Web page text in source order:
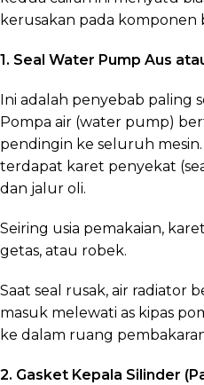
kerusakan pada komponen
1. Seal Water Pump Aus
Ini adalah penyebab paling
Pompa air (water pump)
pendingin ke seluruh
terdapat karet penyekat
dan jalur oli.
Seiring usia pemakaian,
getas, atau robek.
Saat seal rusak, air radiator
masuk melewati as kipas
ke dalam ruang
2. Gasket Kepala Silinder